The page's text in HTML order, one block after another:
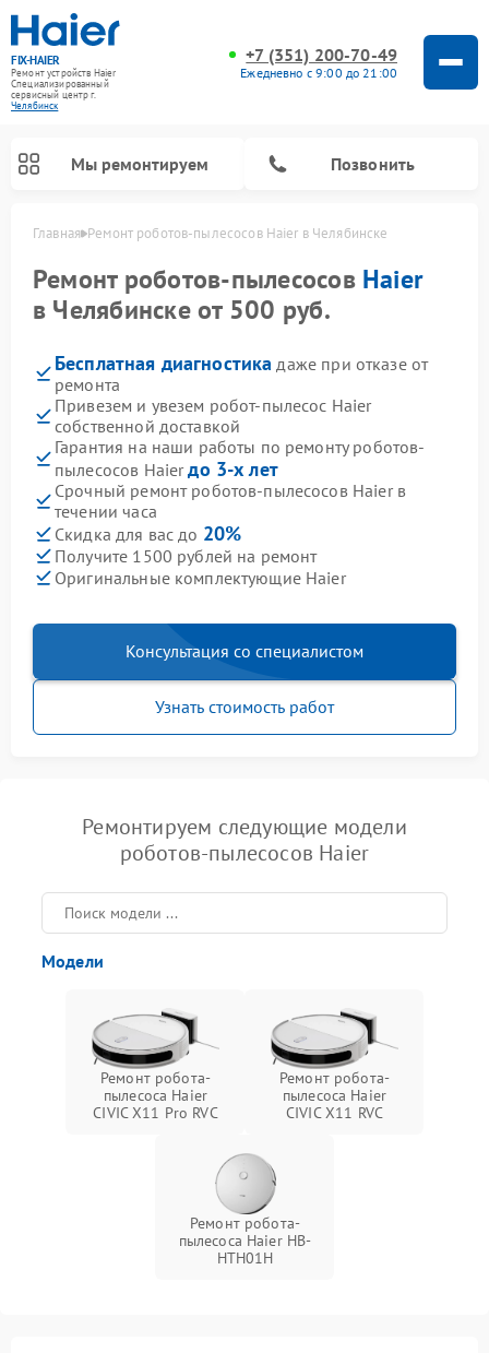
FIX-HAIER
Ремонт устройств Haier
Специализированный
cервисный центр г.
Челябинск
+7 (351) 200-70-49
Ежедневно с 9:00 до 21:00
Мы ремонтируем Позвонить
Главная Ремонт роботов-пылесосов Haier в Челябинске
Ремонт роботов-пылесосов Haier
в Челябинске от 500 руб.
Бесплатная диагностика даже при отказе от
ремонта
Привезем и увезем робот-пылесос Haier
собственной доставкой
Гарантия на наши работы по ремонту роботов-
пылесосов Haierдо 3-х лет
Срочный ремонт роботов-пылесосов Haier в
течении часа
Скидка для вас до 20%
Получите 1500 рублей на ремонт
Оригинальные комплектующие Haier
Консультация со специалистом
Узнать стоимость работ
Ремонтируем следующие модели
роботов-пылесосов Haier
Модели
Ремонт робота-
пылесоса Haier
CIVIC X11 Pro RVC
Ремонт робота-
пылесоса Haier
CIVIC X11 RVC
Ремонт робота-
пылесоса Haier HB-
HTH01H